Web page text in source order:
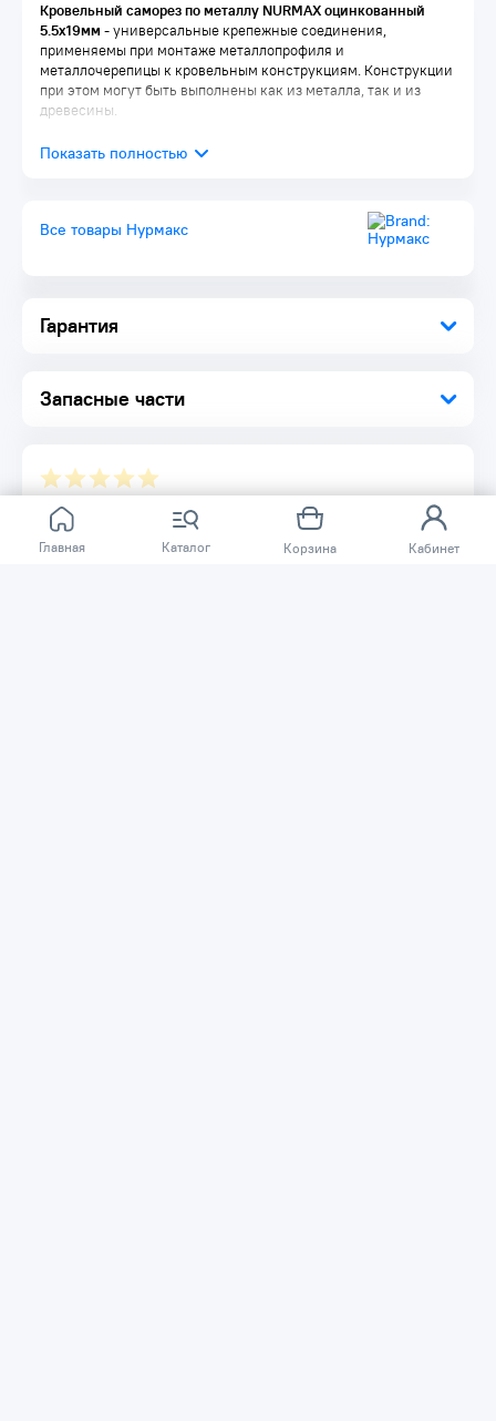
Главная Каталог Корзина Кабинет
Гарантия
Запасные части
Кровельный саморез по металлу NURMAX оцинкованный
5.5х19мм - универсальные крепежные соединения,
применяемы при монтаже металлопрофиля и
металлочерепицы к кровельным конструкциям. Конструкции
при этом могут быть выполнены как из металла, так и из
древесины.
Все товары Нурмакс
Отзывов ещё нет.
Расскажите о товаре, который приобрели у нас.